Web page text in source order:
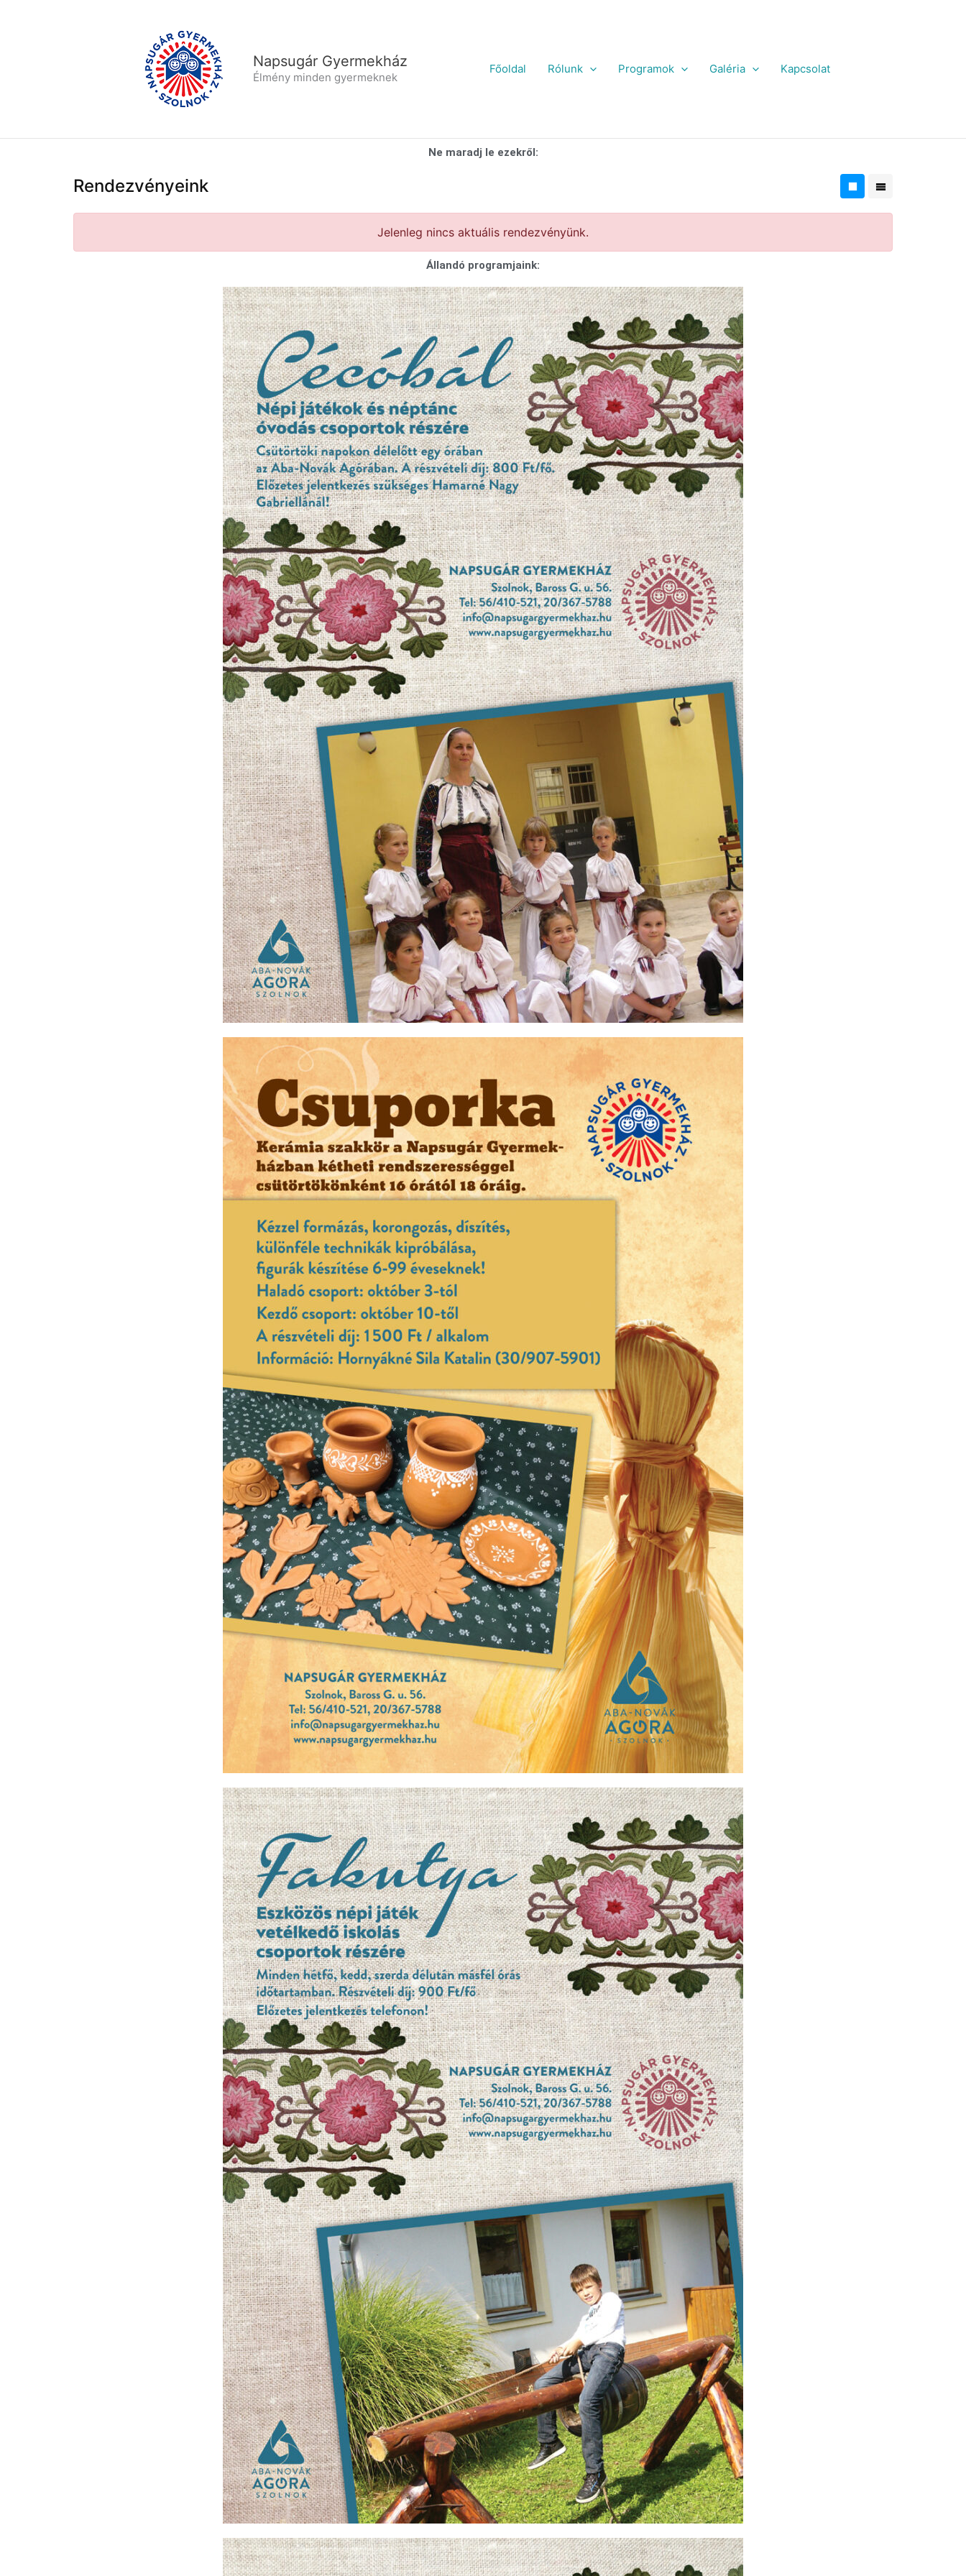
Napsugár Gyermekház
Élmény minden gyermeknek
Főoldal Rólunk Programok Galéria Kapcsolat
Ne maradj le ezekről:
Rendezvényeink
Jelenleg nincs aktuális rendezvényünk.
Állandó programjaink: